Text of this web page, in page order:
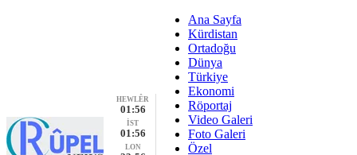
HEWLÊR
01:56
İST
01:56
LON
Ana Sayfa
Kürdistan
Ortadoğu
Dünya
Türkiye
Ekonomi
Röportaj
Video Galeri
Foto Galeri
Özel